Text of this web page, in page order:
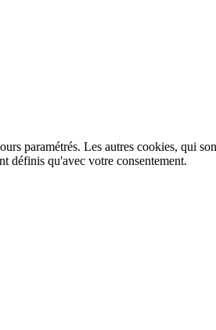
paramétrés. Les autres cookies, qui
définis qu'avec votre consentement.